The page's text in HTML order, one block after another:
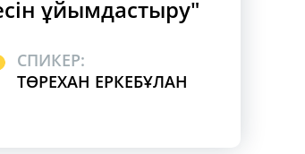
ұйымдастыру"
СПИКЕР:
ТӨРЕХАН ЕРКЕБҰЛАН